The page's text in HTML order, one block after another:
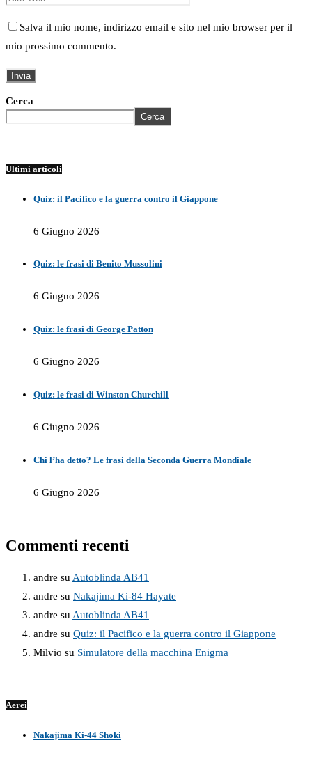
Salva il mio nome, indirizzo email e sito nel mio browser per il
mio prossimo commento.
Cerca
Cerca
Ultimi articoli
Quiz: il Pacifico e la guerra contro il Giappone
6 Giugno 2026
Quiz: le frasi di Benito Mussolini
6 Giugno 2026
Quiz: le frasi di George Patton
6 Giugno 2026
Quiz: le frasi di Winston Churchill
6 Giugno 2026
Chi l’ha detto? Le frasi della Seconda Guerra Mondiale
6 Giugno 2026
Commenti recenti
andre su Autoblinda AB41
andre su Nakajima Ki-84 Hayate
andre su Autoblinda AB41
andre su Quiz: il Pacifico e la guerra contro il Giappone
Milvio su Simulatore della macchina Enigma
Aerei
Nakajima Ki-44 Shoki